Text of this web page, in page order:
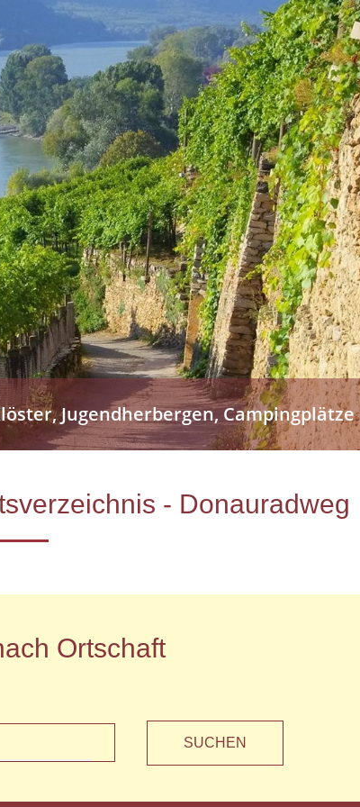
Jugendherbergen, Campingplätze
- Donauradweg
Ortschaft